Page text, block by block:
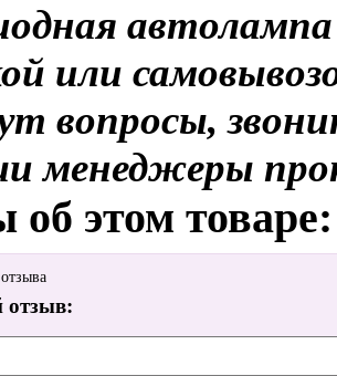
или
вопросы,
менеджеры
этом товаре:
отзыв: